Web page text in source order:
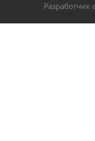
Разработчик